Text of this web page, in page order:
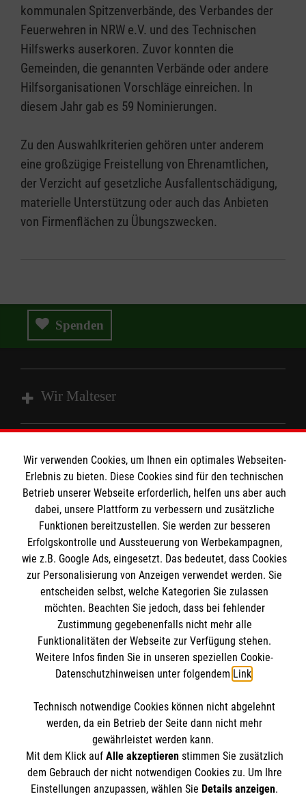
kommunalen Spitzenverbände, des Verbandes der
Feuerwehren in NRW e.V. und des Technischen
Hilfswerks auserkoren. Zuvor konnten die
Gemeinden, die genannten Verbände oder andere
Hilfsorganisationen Vorschläge einreichen. In
diesem Jahr gab es 59 Nominierungen.
Zu den Auswahlkriterien gehören unter anderem
eine großzügige Freistellung von Ehrenamtlichen,
der Verzicht auf gesetzliche Ausfallentschädigung,
materielle Unterstützung oder auch das Anbieten
von Firmenflächen zu Übungszwecken.
Spenden
Wir Malteser
Angebote und Leistungen
Unsere Kurse
Mitarbeiten
Wir Malteser
Informationen
Kontakt
Pressestelle
Impressum
Datenschutz
Malteser online
Malteserorden
Malteser Jugend
Malteser International
Sharepoint
Spendenkonto
Empfänger: Malteser Hilfsdienst e.V.
BIC: GENODED 1PA7
Soziale Netzwerke
Der Malteser Hilfsdienst e.V. ist als eingetragene
gemeinnützige Organisation von der Körperschaft- und
Wir verwenden Cookies, um Ihnen ein optimales Webseiten-
Erlebnis zu bieten. Diese Cookies sind für den technischen
Betrieb unserer Webseite erforderlich, helfen uns aber auch
dabei, unsere Plattform zu verbessern und zusätzliche
Funktionen bereitzustellen. Sie werden zur besseren
Erfolgskontrolle und Aussteuerung von Werbekampagnen,
wie z.B. Google Ads, eingesetzt. Das bedeutet, dass Cookies
zur Personalisierung von Anzeigen verwendet werden. Sie
entscheiden selbst, welche Kategorien Sie zulassen
möchten. Beachten Sie jedoch, dass bei fehlender
Zustimmung gegebenenfalls nicht mehr alle
Funktionalitäten der Webseite zur Verfügung stehen.
Weitere Infos finden Sie in unseren speziellen Cookie-
Datenschutzhinweisen unter folgendem Link.
Technisch notwendige Cookies können nicht abgelehnt
werden, da ein Betrieb der Seite dann nicht mehr
gewährleistet werden kann.
Mit dem Klick auf Alle akzeptierenstimmen Sie zusätzlich
dem Gebrauch der nicht notwendigen Cookies zu. Um Ihre
Einstellungen anzupassen, wählen Sie Details anzeigen.